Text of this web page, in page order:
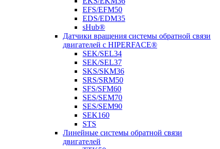
EFS/EFM50
EDS/EDM35
sHub®
Датчики вращения системы обратной связи
двигателей с HIPERFACE®
SEK/SEL34
SEK/SEL37
SKS/SKM36
SRS/SRM50
SFS/SFM60
SES/SEM70
SES/SEM90
SEK160
STS
Линейные системы обратной связи
двигателей